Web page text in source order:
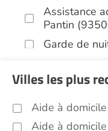
Assistance
Pantin
Garde de
Entretien
Sorties
Villes les plus
Aide à
Aide à